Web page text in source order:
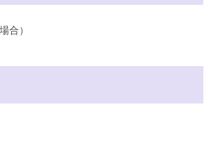
合）